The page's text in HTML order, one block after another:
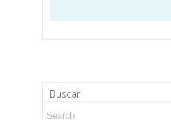
Buscar